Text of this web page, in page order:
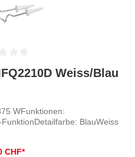
von 0 von 5 Sternen
Weiss/Blau
WFunktionen:
BlauWeiss
CHF*